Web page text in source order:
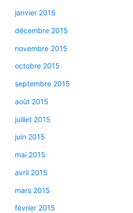
janvier 2016
décembre 2015
novembre 2015
octobre 2015
septembre 2015
août 2015
juillet 2015
juin 2015
mai 2015
avril 2015
mars 2015
février 2015